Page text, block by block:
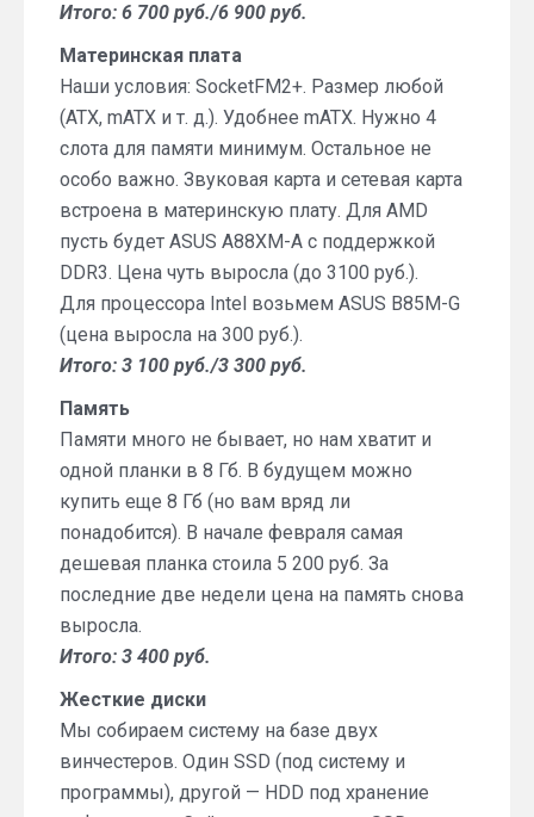
Итого: 6 700 руб./6 900 руб.
Материнская плата
Наши условия: SocketFM2+. Размер любой
(ATX, mATX и т. д.). Удобнее mATX. Нужно 4
слота для памяти минимум. Остальное не
особо важно. Звуковая карта и сетевая карта
встроена в материнскую плату. Для AMD
пусть будет ASUS A88XM-A с поддержкой
DDR3. Цена чуть выросла (до 3100 руб.).
Для процессора Intel возьмем ASUS B85M-G
(цена выросла на 300 руб.).
Итого: 3 100 руб./3 300 руб.
Память
Памяти много не бывает, но нам хватит и
одной планки в 8 Гб. В будущем можно
купить еще 8 Гб (но вам вряд ли
понадобится). В начале февраля самая
дешевая планка стоила 5 200 руб. За
последние две недели цена на память снова
выросла.
Итого: 3 400 руб.
Жесткие диски
Мы собираем систему на базе двух
винчестеров. Один SSD (под систему и
программы), другой — HDD под хранение